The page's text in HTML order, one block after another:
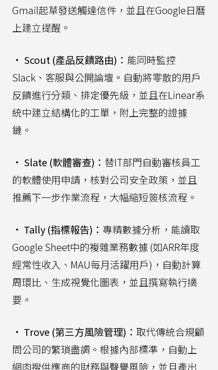
Gmail起草發送觸達信件，並且在Google日曆
上建立提醒。
• Scout (產品反饋路由)： 能同時監控
Slack、客服與公開論壇。自動將零散的用戶
反饋進行分類、排定優先級，並且在Linear系
統中建立結構化的工單，附上完整的證據
鏈。
• Slate (軟體審查)： 替IT部門自動審核員工
的軟體使用申請，核對公司安全政策，並且
推薦下一步作業流程，大幅縮短簽核流程。
• Tally (指標報告)： 專精數據分析，能讀取
Google Sheet中的複雜業務數據 (如ARR年度
經常性收入、MAU每月活躍用戶)，自動計算
周環比、生成視覺化圖表，並且撰寫執行摘
要。
• Trove (第三方風險管理)： 取代傳統合規顧
問公司的繁瑣盡調。根據內部標準，自動上
網肉搜供應商的財務與聲譽風險，並且產出